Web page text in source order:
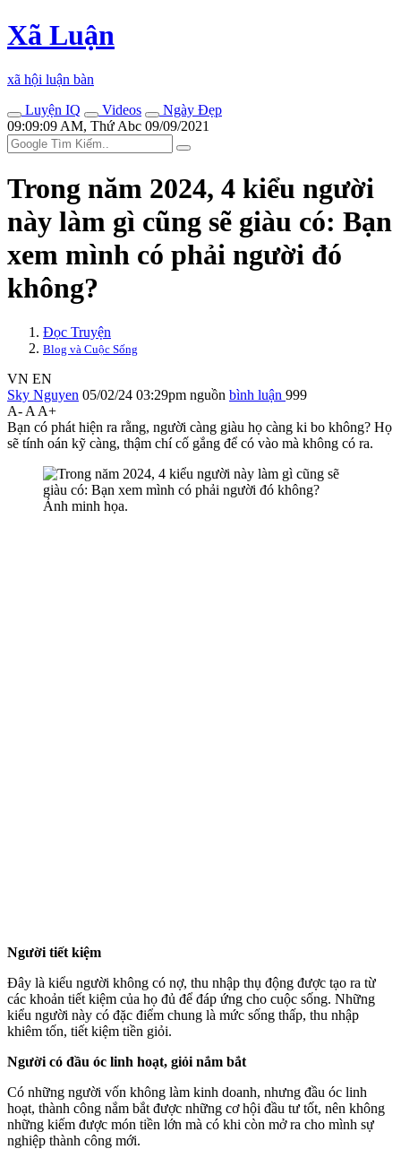
Xã Luận
xã hội luận bàn
Luyện IQ
Videos
Ngày Đẹp
09:09:09 AM, Thứ Abc 09/09/2021
Trong năm 2024, 4 kiểu người
này làm gì cũng sẽ giàu có: Bạn
xem mình có phải người đó
không?
Đọc Truyện
Blog và Cuộc Sống
VN EN
Sky Nguyen 05/02/24 03:29pm nguồn bình luận 999
A- A A+
Bạn có phát hiện ra rằng, người càng giàu họ càng ki bo không? Họ
sẽ tính oán kỹ càng, thậm chí cố gắng để có vào mà không có ra.
Ảnh minh họa.
Người tiết kiệm
Đây là kiểu người không có nợ, thu nhập thụ động được tạo ra từ
các khoản tiết kiệm của họ đủ để đáp ứng cho cuộc sống. Những
kiểu người này có đặc điểm chung là mức sống thấp, thu nhập
khiêm tốn, tiết kiệm tiền giỏi.
Người có đầu óc linh hoạt, giỏi nắm bắt
Có những người vốn không làm kinh doanh, nhưng đầu óc linh
hoạt, thành công nắm bắt được những cơ hội đầu tư tốt, nên không
những kiếm được món tiền lớn mà có khi còn mở ra cho mình sự
nghiệp thành công mới.